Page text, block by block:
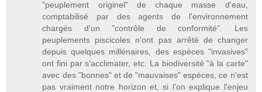
"peuplement originel" de chaque masse d'eau,
comptabilisé par des agents de l'environnement
chargés d'un "contrôle de conformité". Les
peuplements piscicoles n'ont pas arrêté de changer
depuis quelques millénaires, des espèces "invasives"
ont fini par s'acclimater, etc. La biodiversité "à la carte"
avec des "bonnes" et de "mauvaises" espèces, ce n'est
pas vraiment notre horizon et, si l'on explique l'enjeu